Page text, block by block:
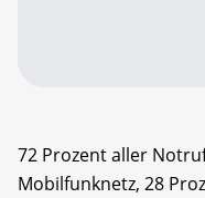
72 Prozent aller
Mobilfunknetz, 28